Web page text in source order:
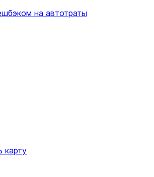
на автотраты
карту